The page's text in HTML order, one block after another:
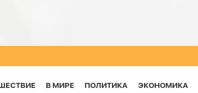
В МИРЕ ПОЛИТИКА ЭКОНОМИКА